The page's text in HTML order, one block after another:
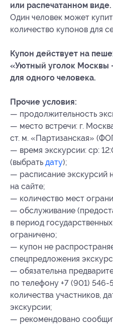
или распечатанном виде.
Один человек может
количество купонов для
Купон действует на
«Уютный уголок Москвы
для одного человека.
Прочие условия:
— продолжительность
— место встречи: г.
ст. м. «Партизанская»
— время экскурсии: ср:
(выбрать дату);
— расписание экскурсий
на сайте;
— количество мест
— обслуживание
в период
ограничено;
— купон не
спецпредложения
— обязательна
по телефону +7 (901) 546-
количества участников,
экскурсии;
— рекомендовано